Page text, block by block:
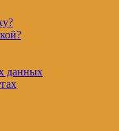
данных